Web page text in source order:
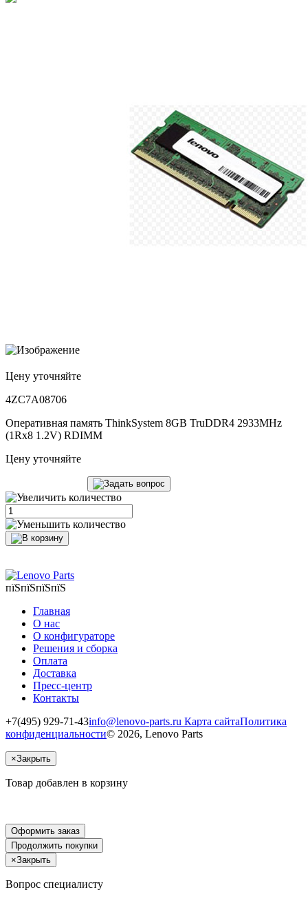
Цену уточняйте
4ZC7A08706
Оперативная память ThinkSystem 8GB TruDDR4 2933MHz
(1Rx8 1.2V) RDIMM
Цену уточняйте
пїЅпїЅпїЅпїЅ
Главная
О нас
О конфигураторе
Решения и сборка
Оплата
Доставка
Пресс-центр
Контакты
+7(495) 929-71-43info@lenovo-parts.ru Карта сайтаПолитика
конфиденциальности© 2026, Lenovo Parts
×Закрыть
Товар добавлен в корзину
Оформить заказ
Продолжить покупки
×Закрыть
Вопрос специалисту